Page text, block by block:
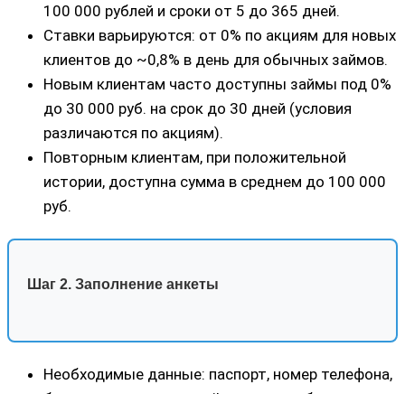
100 000 рублей и сроки от 5 до 365 дней.
Ставки варьируются: от 0% по акциям для новых
клиентов до ~0,8% в день для обычных займов.
Новым клиентам часто доступны займы под 0%
до 30 000 руб. на срок до 30 дней (условия
различаются по акциям).
Повторным клиентам, при положительной
истории, доступна сумма в среднем до 100 000
руб.
Шаг 2. Заполнение анкеты
Необходимые данные: паспорт, номер телефона,